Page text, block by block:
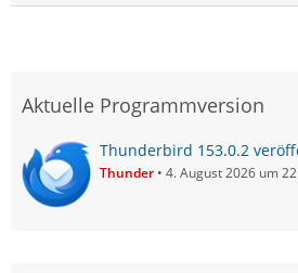
Aktuelle Programmversion
Thunderbird 153.0.2
Thunder 4. August 2026 um